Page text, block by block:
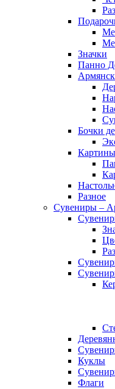
Значки
Панно
Бочки
Разное
Сувениры –
Куклы
Флаги